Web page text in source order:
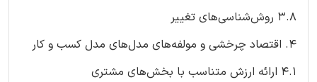
3.8 روش‌شناسی‌های تغییر
4. اقتصاد چرخشی و مولفه‌های مدل‌های مدل کسب و کار
4.1 ارائه ارزش متناسب با بخش‌های مشتری